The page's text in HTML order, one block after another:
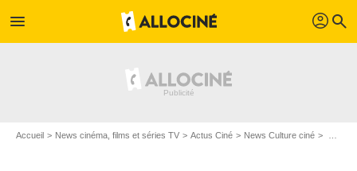
menu profil search
Accueil News cinéma, films et séries TV Actus Ciné News Culture ciné